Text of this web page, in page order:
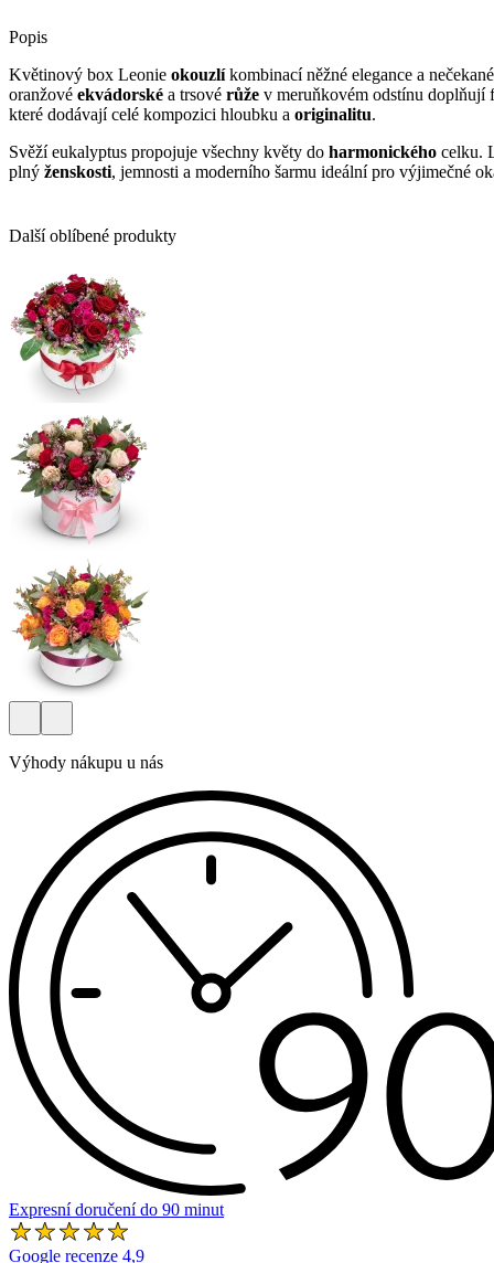
Popis
Květinový box Leonie okouzlíkombinací něžné elegance a
oranžové ekvádorské a trsové růže v meruňkovém odstínu doplňují
které dodávají celé kompozici hloubku a originalitu.
Svěží eukalyptus propojuje všechny květy do harmonického celku.
plný ženskosti, jemnosti a moderního šarmu ideální pro výjimečné
Další oblíbené produkty
Výhody nákupu u nás
Expresní doručení do 90 minut
Google recenze 4,9